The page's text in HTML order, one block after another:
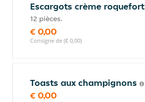
Escargots crème roquefort
12 pièces.
€ 0,00
Consigne de (€ 0,00)
Toasts aux champignons
€ 0,00